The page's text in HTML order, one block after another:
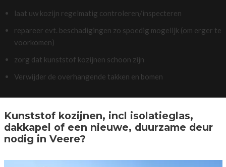
laat uw kozijn regelmatig controleren/inspecteren
repareer evt. beschadigingen zo spoedig mogelijk (om erger te
voorkomen)
zorg dat kunststof kozijnen schoon zijn
Verwijder de overhangende takken en bomen
Kunststof kozijnen, incl isolatieglas,
dakkapel of een nieuwe, duurzame deur
nodig in Veere?